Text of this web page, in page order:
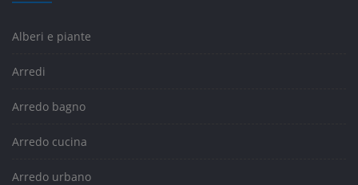
Alberi e piante
Arredi
Arredo bagno
Arredo cucina
Arredo urbano